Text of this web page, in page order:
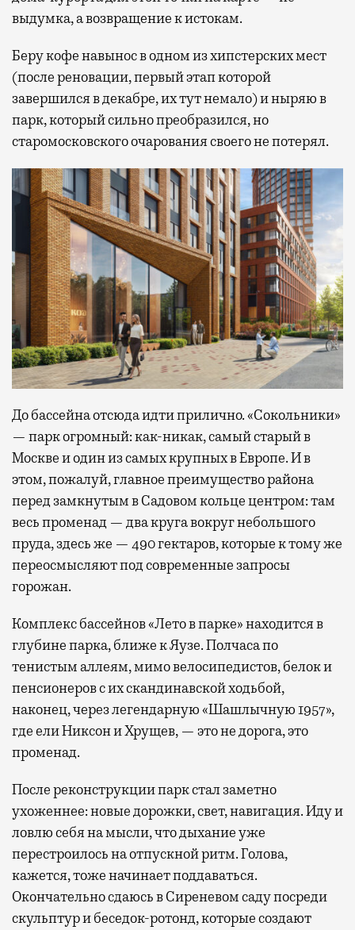
выдумка, а возвращение к истокам.
Беру кофе навынос в одном из хипстерских мест
(после реновации, первый этап которой
завершился в декабре, их тут немало) и ныряю в
парк, который сильно преобразился, но
старомосковского очарования своего не потерял.
До бассейна отсюда идти прилично. «Сокольники»
— парк огромный: как-никак, самый старый в
Москве и один из самых крупных в Европе. И в
этом, пожалуй, главное преимущество района
перед замкнутым в Садовом кольце центром: там
весь променад — два круга вокруг небольшого
пруда, здесь же — 490 гектаров, которые к тому же
переосмысляют под современные запросы
горожан.
Комплекс бассейнов «Лето в парке» находится в
глубине парка, ближе к Яузе. Полчаса по
тенистым аллеям, мимо велосипедистов, белок и
пенсионеров с их скандинавской ходьбой,
наконец, через легендарную «Шашлычную 1957»,
где ели Никсон и Хрущев, — это не дорога, это
променад.
После реконструкции парк стал заметно
ухоженнее: новые дорожки, свет, навигация. Иду и
ловлю себя на мысли, что дыхание уже
перестроилось на отпускной ритм. Голова,
кажется, тоже начинает поддаваться.
Окончательно сдаюсь в Сиреневом саду посреди
скульптур и беседок-ротонд, которые создают